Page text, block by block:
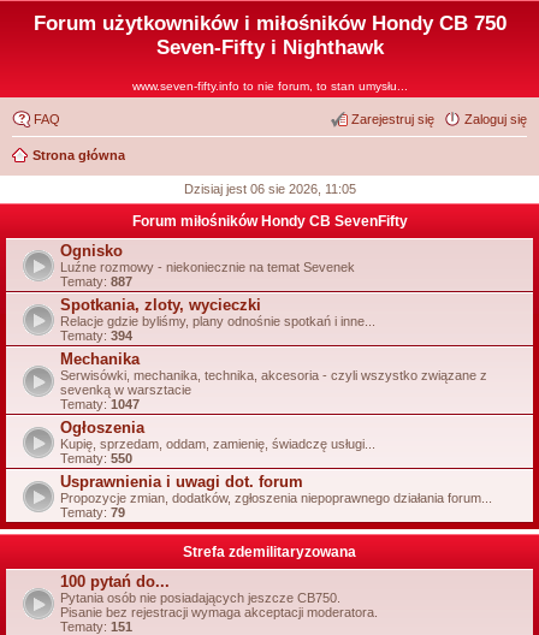
Forum użytkowników i miłośników Hondy CB 750
Seven-Fifty i Nighthawk
www.seven-fifty.info to nie forum, to stan umysłu...
FAQ Zaloguj się
Zarejestruj się
Strona główna
Dzisiaj jest 06 sie 2026, 11:05
Forum miłośników Hondy CB SevenFifty
Ognisko
Luźne rozmowy - niekoniecznie na temat Sevenek
Tematy: 887
Spotkania, zloty, wycieczki
Relacje gdzie byliśmy, plany odnośnie spotkań i inne...
Tematy: 394
Mechanika
Serwisówki, mechanika, technika, akcesoria - czyli wszystko związane z
sevenką w warsztacie
Tematy: 1047
Ogłoszenia
Kupię, sprzedam, oddam, zamienię, świadczę usługi...
Tematy: 550
Usprawnienia i uwagi dot. forum
Propozycje zmian, dodatków, zgłoszenia niepoprawnego działania forum...
Tematy: 79
Strefa zdemilitaryzowana
100 pytań do...
Pytania osób nie posiadających jeszcze CB750.
Pisanie bez rejestracji wymaga akceptacji moderatora.
Tematy: 151